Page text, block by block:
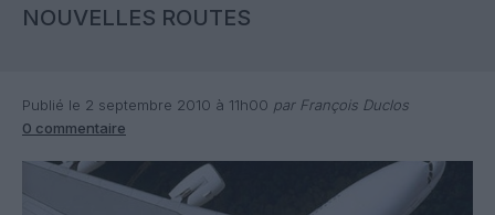
NOUVELLES ROUTES
Publié le 2 septembre 2010 à 11h00 par François Duclos
0 commentaire